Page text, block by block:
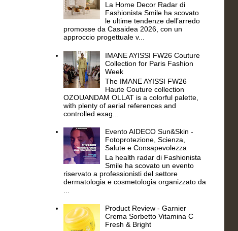
La Home Decor Radar di
Fashionista Smile ha scovato
le ultime tendenze dell’arredo
promosse da Casaidea 2026, con un
approccio progettuale v...
IMANE AYISSI FW26 Couture
Collection for Paris Fashion
Week
The IMANE AYISSI FW26
Haute Couture collection
OZOUANDAM OLLAT is a colorful palette,
with plenty of aerial references and
controlled exag...
Evento AIDECO Sun&Skin -
Fotoprotezione, Scienza,
Salute e Consapevolezza
La health radar di Fashionista
Smile ha scovato un evento
riservato a professionisti del settore
dermatologia e cosmetologia organizzato da
Product Review - Garnier
Crema Sorbetto Vitamina C
Fresh & Bright